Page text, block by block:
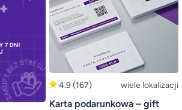
4.9(167) wiele lokalizacji
Karta podarunkowa – gift